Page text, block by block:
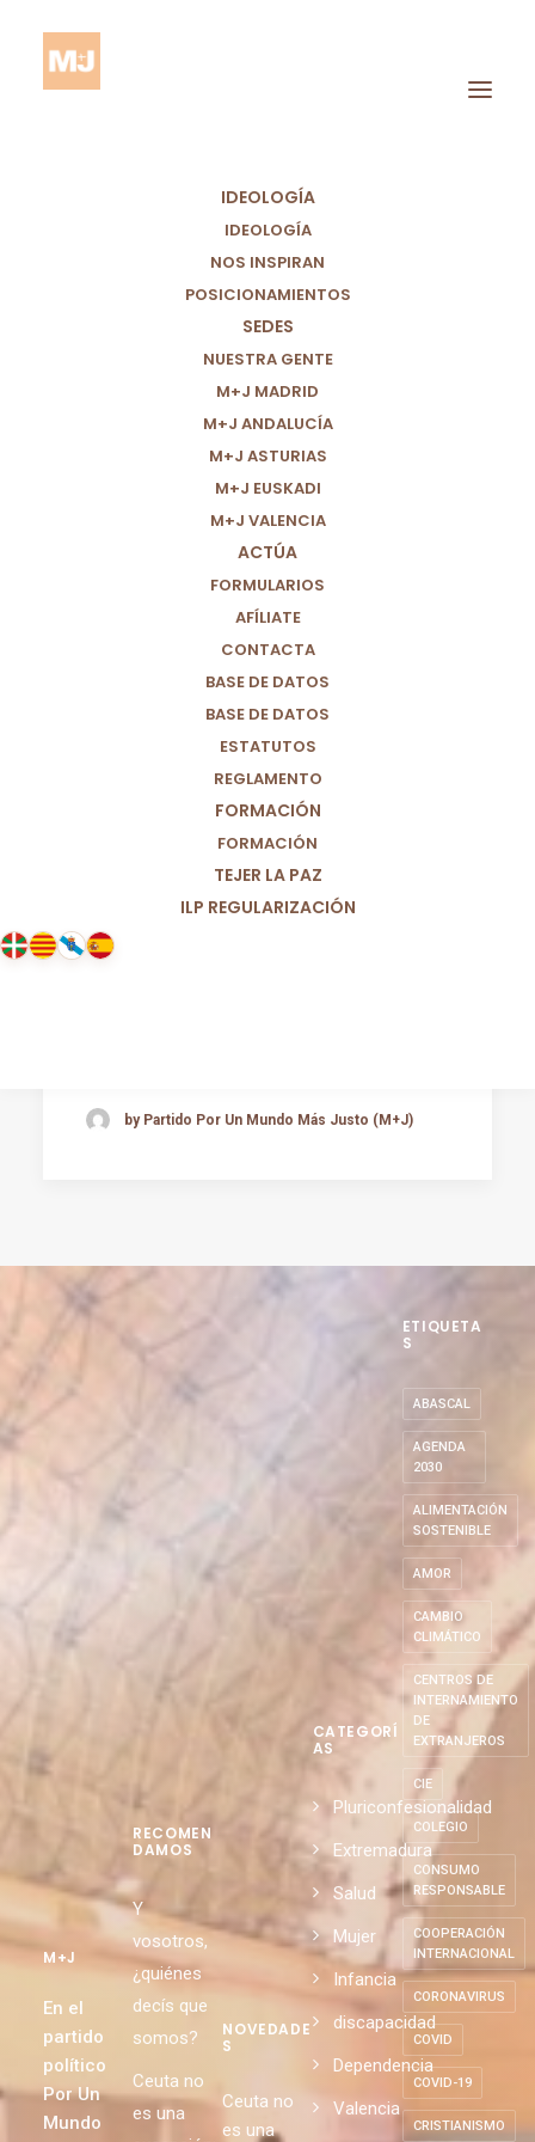
IDEOLOGÍA
IDEOLOGÍA
NOS INSPIRAN
POSICIONAMIENTOS
SEDES
NUESTRA GENTE
M+J MADRID
M+J ANDALUCÍA
M+J ASTURIAS
M+J EUSKADI
M+J VALENCIA
ACTÚA
FORMULARIOS
AFÍLIATE
CONTACTA
BASE DE DATOS
BASE DE DATOS
ESTATUTOS
REGLAMENTO
FORMACIÓN
FORMACIÓN
TEJER LA PAZ
ILP REGULARIZACIÓN
Educadora Social
by Partido Por Un Mundo Más Justo (M+J)
M+J
En el
partido
político
Por Un
Mundo
RECOMEN
DAMOS
Y
vosotros,
¿quiénes
decís que
somos?
Ceuta no
es una
NOVEDADE
S
Ceuta no
es una
CATEGORÍ
AS
Pluriconfesionalidad
Extremadura
Salud
Mujer
Infancia
discapacidad
Dependencia
Valencia
ETIQUETA
S
ABASCAL
AGENDA
2030
ALIMENTACIÓN
SOSTENIBLE
AMOR
CAMBIO
CLIMÁTICO
CENTROS DE
INTERNAMIENTO
DE
EXTRANJEROS
CIE
COLEGIO
CONSUMO
RESPONSABLE
COOPERACIÓN
INTERNACIONAL
CORONAVIRUS
COVID
COVID-19
CRISTIANISMO